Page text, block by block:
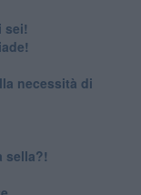
sei!
necessità di
sella?!